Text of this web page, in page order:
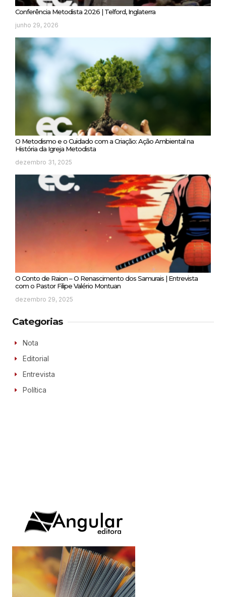
Conferência Metodista 2026 | Telford, Inglaterra
junho 29, 2026
O Metodismo e o Cuidado com a Criação: Ação Ambiental na
História da Igreja Metodista
dezembro 31, 2025
O Conto de Raion – O Renascimento dos Samurais | Entrevista
com o Pastor Filipe Valério Montuan
dezembro 29, 2025
Categorias
Nota
Editorial
Entrevista
Política